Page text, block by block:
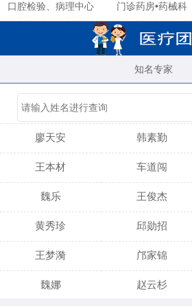
口腔检验、病理中心 门诊药房•药械科
知名专家
陈育玲
廖天安 韩素勤
王本材 车道闯
魏乐 王俊杰
黄秀珍 邱勋招
王梦漪 邝家锦
魏娜 赵云杉